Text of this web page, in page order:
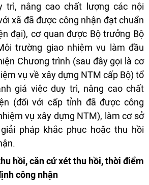
trì, nâng cao chất lượng các nội
xã đã được công nhận đạt chuẩn
đại), cơ quan được Bộ trưởng Bộ
trường giao nhiệm vụ làm đầu
Chương trình (sau đây gọi là cơ
vụ về xây dựng NTM cấp Bộ) tổ
giá việc duy trì, nâng cao chất
(đối với cấp tỉnh đã được công
vụ xây dựng NTM), làm cơ sở
pháp khắc phục hoặc thu hồi
hồi, căn cứ xét thu hồi, thời điểm
công nhận